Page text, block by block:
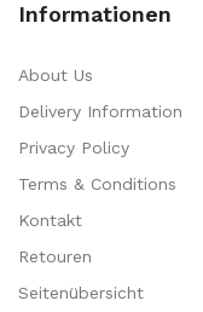
Informationen
About Us
Delivery Information
Privacy Policy
Terms & Conditions
Kontakt
Retouren
Seitenübersicht